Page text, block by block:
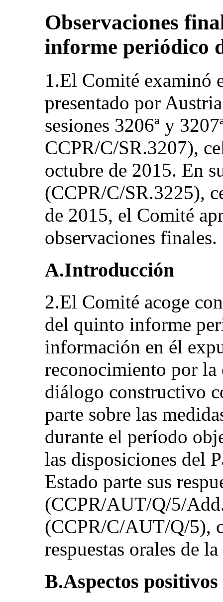
Observaciones
informe periódico
1.El Comité examinó
presentado por
sesiones 3206ª y
CCPR/C/SR.3207),
octubre de 2015. En
(CCPR/C/SR.3225),
de 2015, el Comité
observaciones finales.
A.Introducción
2.El Comité acoge
del quinto informe
información en él
reconocimiento por la
diálogo constructivo
parte sobre las
durante el período
las disposiciones del
Estado parte sus
(CCPR/AUT/Q/5/
(CCPR/C/AUT/Q/5),
respuestas orales de
B.Aspectos positivos